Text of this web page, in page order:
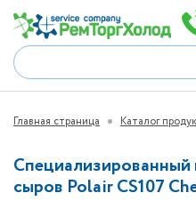
Главная страница Каталог
сыров Polair CS107